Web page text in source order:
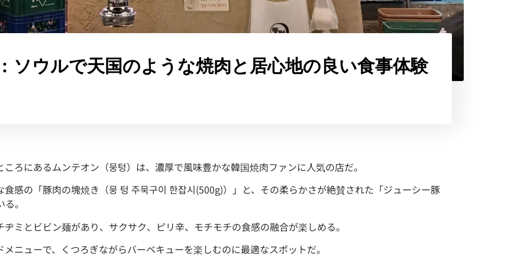
ソウルで天国のような焼肉と居心地の良い食事体験
ろにあるムンテオン（뭉텅）は、濃厚で風味豊かな韓国焼肉ファンに人気の店だ。
感の「豚肉の塊焼き（뭉 텅 주묵구이 한잡시(500g)）」と、その柔らかさが絶賛された「ジューシー豚
。
ミとビビン麺があり、サクサク、ピリ辛、モチモチの食感の融合が楽しめる。
ニューで、くつろぎながらバーベキューを楽しむのに最適なスポットだ。